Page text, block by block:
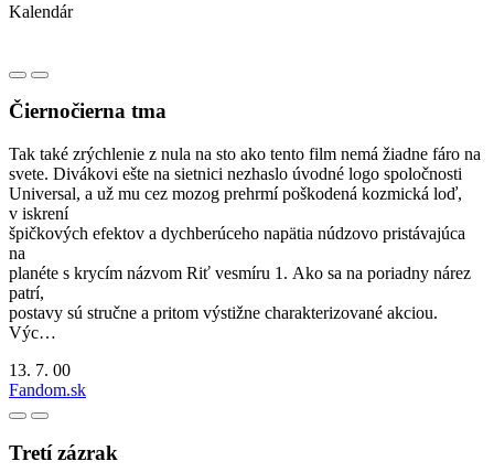
Kalendár
Čiernočierna tma
Tak také zrýchlenie z nula na sto ako tento film nemá žiadne fáro na
svete. Divákovi ešte na sietnici nezhaslo úvodné logo spoločnosti
Universal, a už mu cez mozog prehrmí poškodená kozmická loď,
v iskrení
špičkových efektov a dychberúceho napätia núdzovo pristávajúca
na
planéte s krycím názvom Riť vesmíru 1. Ako sa na poriadny nárez
patrí,
postavy sú stručne a pritom výstižne charakterizované akciou.
Výc…
13. 7. 00
Fandom.sk
Tretí zázrak